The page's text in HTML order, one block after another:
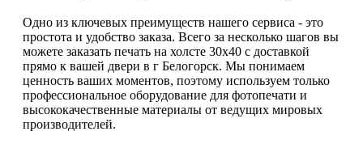
Одно из ключевых преимуществ нашего сервиса - это
простота и удобство заказа. Всего за несколько шагов вы
можете заказать печать на холсте 30х40 с доставкой
прямо к вашей двери в г Белогорск. Мы понимаем
ценность ваших моментов, поэтому используем только
профессиональное оборудование для фотопечати и
высококачественные материалы от ведущих мировых
производителей.